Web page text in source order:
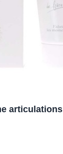
articulations